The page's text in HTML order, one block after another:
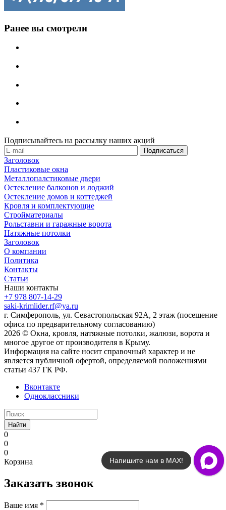
Ранее вы смотрели
Подписывайтесь на рассылку наших акций
Заголовок
Пластиковые окна
Металлопалстиковые двери
Остекление балконов и лоджий
Остекление домов и коттеджей
Кровля и комплектующие
Стройматериалы
Рольставни и гаражные ворота
Натяжные потолки
Заголовок
О компании
Политика
Контакты
Статьи
Наши контакты
+7 978 807-14-29
saki-krimlider.rf@ya.ru
г. Симферополь, ул. Севастопольская 92А, 2 этаж (посещение
офиса по предварительному согласованию)
2026 © Окна, кровля, натяжные потолки, жалюзи, ворота и
многое другое от производителя в Крыму.
Информация на сайте носит справочный характер и не
является публичной офертой, определяемой положениями
статьи 437 ГК РФ.
Вконтакте
Одноклассники
Найти
0
0
0
Корзина
Заказать звонок
Ваше имя *
Напишите нам в MAX!